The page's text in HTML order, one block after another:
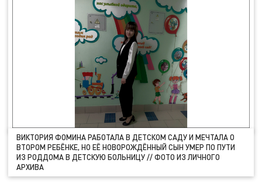
ВИКТОРИЯ ФОМИНА РАБОТАЛА В ДЕТСКОМ САДУ И МЕЧТАЛА О
ВТОРОМ РЕБЁНКЕ, НО ЕЁ НОВОРОЖДЁННЫЙ СЫН УМЕР ПО ПУТИ
ИЗ РОДДОМА В ДЕТСКУЮ БОЛЬНИЦУ // ФОТО ИЗ ЛИЧНОГО
АРХИВА